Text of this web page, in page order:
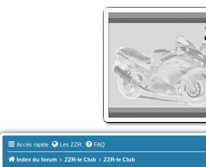
Accès rapide Les ZZR FAQ
Index du forum ZZR-le Club ZZR-le Club